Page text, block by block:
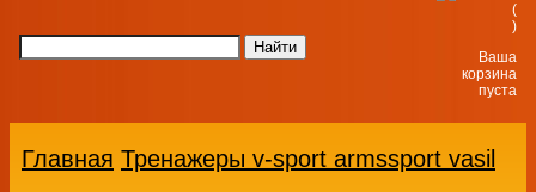
(
)
Ваша
корзина
пуста
Главная Тренажеры v-sport armssport vasil